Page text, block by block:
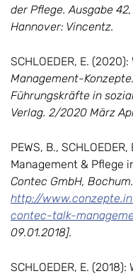
der Pflege. Ausgabe
Hannover: Vincentz.
SCHLOEDER, E.
Management-
Führungskräfte in
Verlag. 2/2020 März
PEWS, B.,
Management & Pflege
Contec GmbH, Bochum.
http://
contec-talk-
09.01.2018].
SCHLOEDER, E.